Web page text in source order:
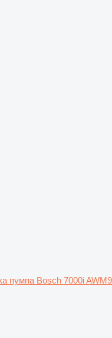
пумпа Bosch 7000i AWM9